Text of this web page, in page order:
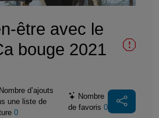
être avec le
bouge 2021
Nombre d’ajouts
une liste de
0
Nombre
de favoris0